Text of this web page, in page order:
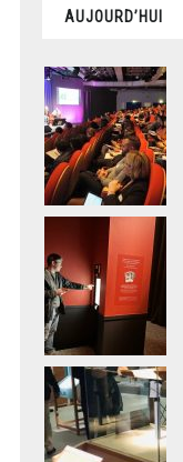
AUJOURD’HUI